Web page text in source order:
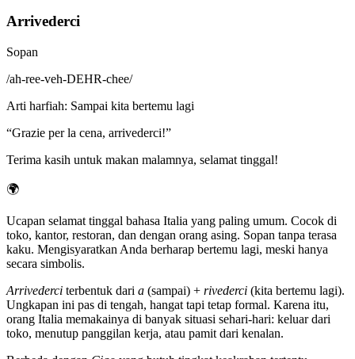
Arrivederci
Sopan
/ah-ree-veh-DEHR-chee/
Arti harfiah: Sampai kita bertemu lagi
“Grazie per la cena, arrivederci!”
Terima kasih untuk makan malamnya, selamat tinggal!
🌍
Ucapan selamat tinggal bahasa Italia yang paling umum. Cocok di
toko, kantor, restoran, dan dengan orang asing. Sopan tanpa terasa
kaku. Mengisyaratkan Anda berharap bertemu lagi, meski hanya
secara simbolis.
Arrivederci terbentuk dari a (sampai) + rivederci (kita bertemu lagi).
Ungkapan ini pas di tengah, hangat tapi tetap formal. Karena itu,
orang Italia memakainya di banyak situasi sehari-hari: keluar dari
toko, menutup panggilan kerja, atau pamit dari kenalan.